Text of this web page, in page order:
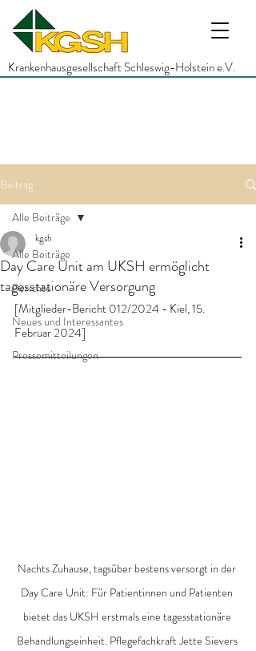
Krankenhausgesellschaft Schleswig-Holstein e.V.
Beitrag
Alle Beiträge
Berichte
Neues und Interessantes
Pressemitteilungen
Alle Beiträge
Day Care Unit am UKSH ermöglicht
tagesstationäre Versorgung
kgsh
[Mitglieder-Bericht 012/2024 - Kiel, 15.
Februar 2024]
Nachts Zuhause, tagsüber bestens versorgt in der
Day Care Unit: Für Patientinnen und Patienten
bietet das UKSH erstmals eine tagesstationäre
Behandlungseinheit. Pflegefachkraft Jette Sievers